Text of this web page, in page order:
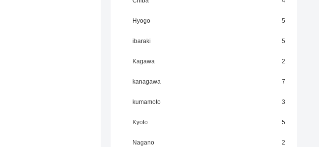
Hyogo 5
ibaraki 5
Kagawa 2
kanagawa 7
kumamoto 3
Kyoto 5
Nagano 2